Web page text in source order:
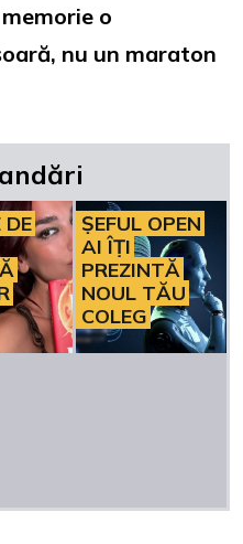
o
nu un maraton
DE
ȘEFUL OPEN
AI ÎȚI
PREZINTĂ
NOUL TĂU
COLEG